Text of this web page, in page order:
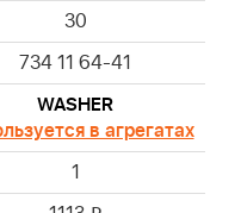
30
734 11 64-41
WASHER
в агрегатах
1